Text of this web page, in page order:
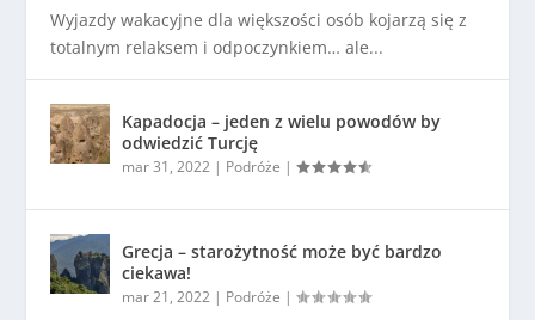
Wyjazdy wakacyjne dla większości osób kojarzą się z
totalnym relaksem i odpoczynkiem… ale...
Kapadocja – jeden z wielu powodów by
odwiedzić Turcję
mar 31, 2022 | Podróże |
Grecja – starożytność może być bardzo
ciekawa!
mar 21, 2022 | Podróże |